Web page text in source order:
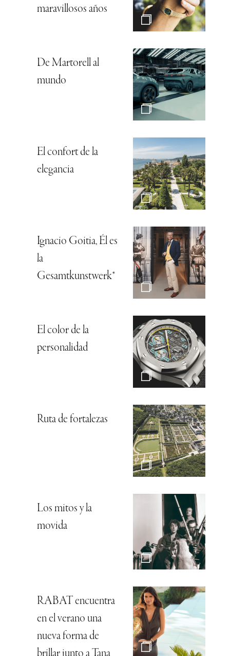
maravillosos años
De Martorell al
mundo
El confort de la
elegancia
Ignacio Goitia, Él es
la
Gesamtkunstwerk*
El color de la
personalidad
Ruta de fortalezas
Los mitos y la
movida
RABAT encuentra
en el verano una
nueva forma de